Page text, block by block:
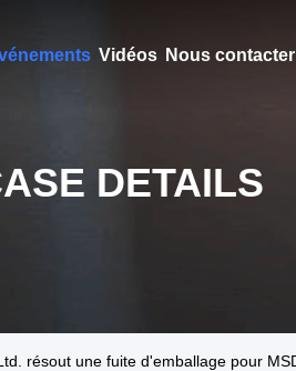
Vidéos Nous contacter
DETAILS
résout une fuite d'emballage pour